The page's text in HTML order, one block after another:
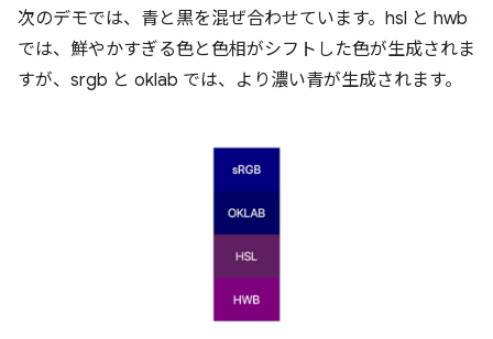
次のデモでは、青と黒を混ぜ合わせています。hsl と hwb
では、鮮やかすぎる色と色相がシフトした色が生成されま
すが、srgb と oklab では、より濃い青が生成されます。